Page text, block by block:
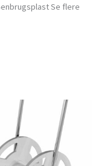
Se flere